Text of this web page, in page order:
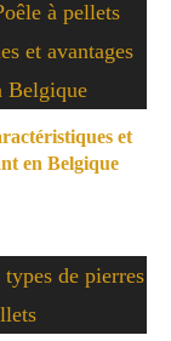
et
en Belgique